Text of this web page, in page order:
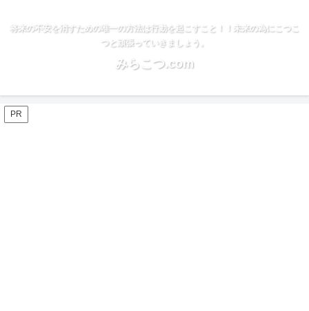
将来の不安を消すための唯一の方法は行動を起こすこと！！未来の為にこつこ
つと頑張っていきましょう。
みらこつ.com
PR